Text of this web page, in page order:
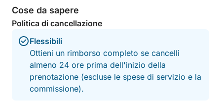
Cose da sapere
Politica di cancellazione
Flessibili
Ottieni un rimborso completo se cancelli
almeno 24 ore prima dell'inizio della
prenotazione (escluse le spese di servizio e la
commissione).